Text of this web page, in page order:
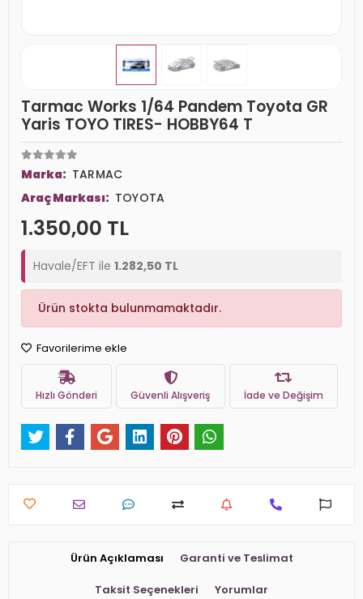
Tarmac Works 1/64 Pandem Toyota GR
Yaris TOYO TIRES- HOBBY64 T
Marka: TARMAC
Araç Markası: TOYOTA
1.350,00 TL
Havale/EFT ile 1.282,50 TL
Ürün stokta bulunmamaktadır.
Favorilerime ekle
Hızlı Gönderi Güvenli Alışveriş İade ve Değişim
Ürün Açıklaması Garanti ve Teslimat
Taksit Seçenekleri Yorumlar